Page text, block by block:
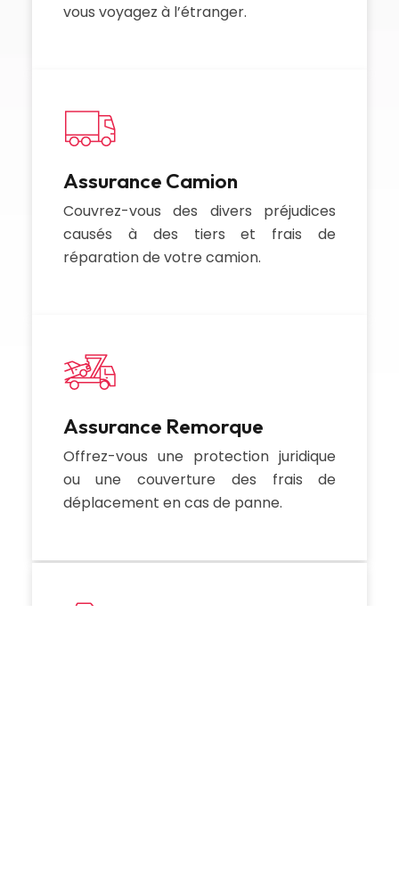
vous voyagez à l’étranger.
Assurance Camion
Couvrez-vous des divers préjudices
causés à des tiers et frais de
réparation de votre camion.
Assurance Remorque
Offrez-vous une protection juridique
ou une couverture des frais de
déplacement en cas de panne.